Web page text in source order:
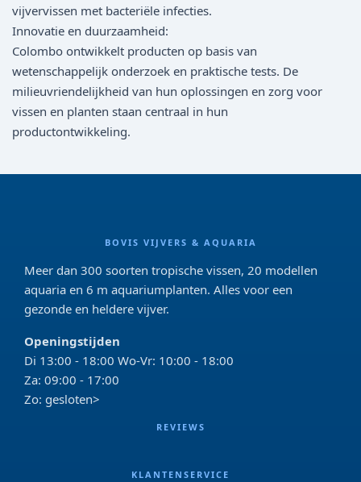
vijvervissen met bacteriële infecties.
Innovatie en duurzaamheid:
Colombo ontwikkelt producten op basis van
wetenschappelijk onderzoek en praktische tests. De
milieuvriendelijkheid van hun oplossingen en zorg voor
vissen en planten staan centraal in hun
productontwikkeling.
BOVIS VIJVERS & AQUARIA
Meer dan 300 soorten tropische vissen, 20 modellen
aquaria en 6 m aquariumplanten. Alles voor een
gezonde en heldere vijver.
Openingstijden
Di 13:00 - 18:00 Wo-Vr: 10:00 - 18:00
Za: 09:00 - 17:00
Zo: gesloten>
REVIEWS
KLANTENSERVICE